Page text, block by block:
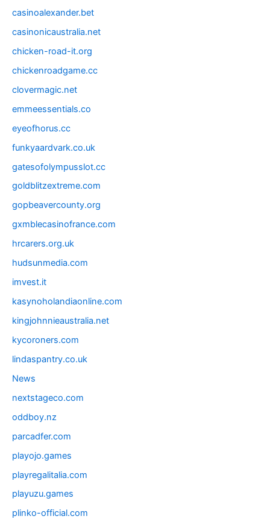
casinoalexander.bet
casinonicaustralia.net
chicken-road-it.org
chickenroadgame.cc
clovermagic.net
emmeessentials.co
eyeofhorus.cc
funkyaardvark.co.uk
gatesofolympusslot.cc
goldblitzextreme.com
gopbeavercounty.org
gxmblecasinofrance.com
hrcarers.org.uk
hudsunmedia.com
imvest.it
kasynoholandiaonline.com
kingjohnnieaustralia.net
kycoroners.com
lindaspantry.co.uk
News
nextstageco.com
oddboy.nz
parcadfer.com
playojo.games
playregalitalia.com
playuzu.games
plinko-official.com